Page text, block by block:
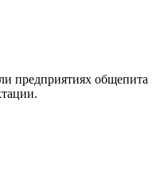
предприятиях общепита